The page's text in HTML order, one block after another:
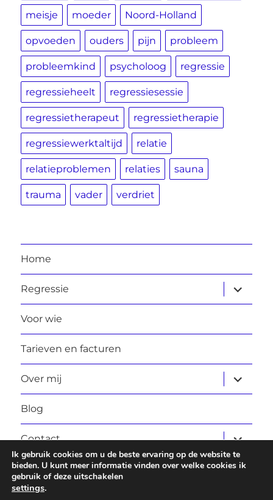
meisje moeder Noord-Holland
opvoeden ouders pijn probleem
probleemkind psycholoog regressie
regressieheelt regressiesessie
regressietherapeut regressietherapie
regressiewerktaltijd relatie
relatieproblemen relaties sauna
trauma vader verdriet
Home
Regressie
Voor wie
Tarieven en facturen
Over mij
Blog
Contact
Laura Daggers Privacybeleid
WordPress
Ik gebruik cookies om u de beste ervaring op de website te
bieden. U kunt meer informatie vinden over welke cookies ik
gebruik of deze uitschakelen
settings.